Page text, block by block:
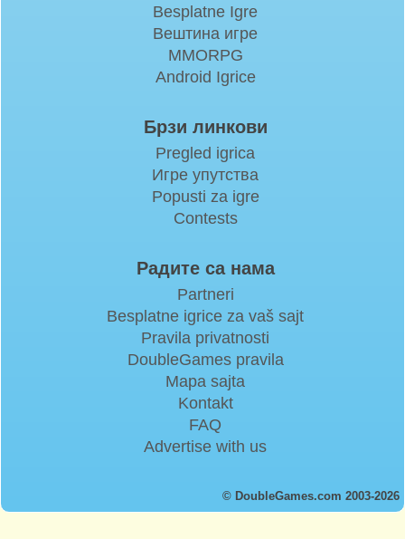
Besplatne Igre
Вештина игре
MMORPG
Android Igrice
Брзи линкови
Pregled igrica
Игре упутства
Popusti za igre
Contests
Радите са нама
Partneri
Besplatne igrice za vaš sajt
Pravila privatnosti
DoubleGames pravila
Mapa sajta
Kontakt
FAQ
Advertise with us
© DoubleGames.com 2003-2026